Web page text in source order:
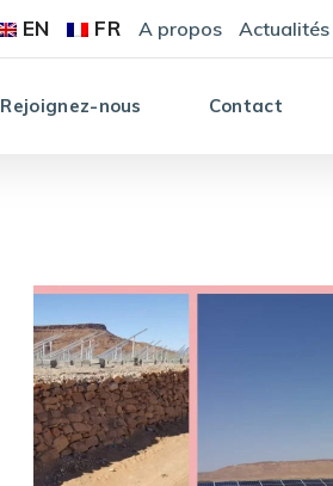
EN FR A propos Actualités
Rejoignez-nous Contact